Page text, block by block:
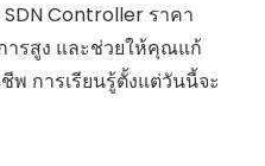
Controller ราคา
ารสูง และช่วยให้คุณแก้
การเรียนรู้ตั้งแต่วันนี้จะ